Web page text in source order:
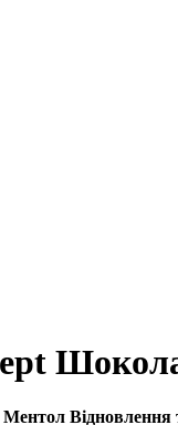
Відновлення